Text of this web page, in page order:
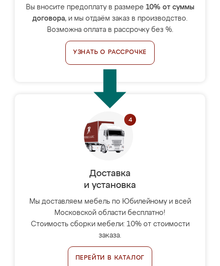
Вы вносите предоплату в размере 10% от суммы
договора, и мы отдаём заказ в производство.
Возможна оплата в рассрочку без %.
УЗНАТЬ О РАССРОЧКЕ
Доставка
и установка
Мы доставляем мебель по Юбилейному и всей
Московской области бесплатно!
Стоимость сборки мебели: 10% от стоимости
заказа.
ПЕРЕЙТИ В КАТАЛОГ